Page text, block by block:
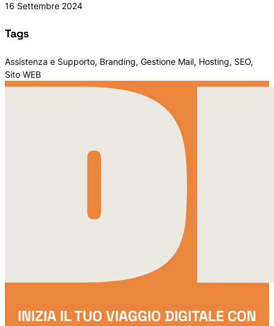
16 Settembre 2024
Tags
Assistenza e Supporto, Branding, Gestione Mail, Hosting, SEO,
Sito WEB
INIZIA IL TUO VIAGGIO DIGITALE CON